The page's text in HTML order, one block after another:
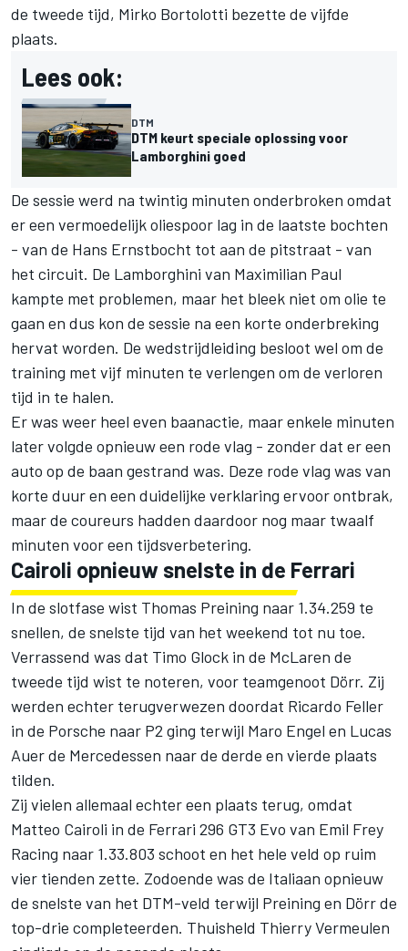
de tweede tijd, Mirko Bortolotti bezette de vijfde
plaats.
Lees ook:
DTM
DTM keurt speciale oplossing voor
Lamborghini goed
De sessie werd na twintig minuten onderbroken omdat
er een vermoedelijk oliespoor lag in de laatste bochten
- van de Hans Ernstbocht tot aan de pitstraat - van
het circuit. De Lamborghini van Maximilian Paul
kampte met problemen, maar het bleek niet om olie te
gaan en dus kon de sessie na een korte onderbreking
hervat worden. De wedstrijdleiding besloot wel om de
training met vijf minuten te verlengen om de verloren
tijd in te halen.
Er was weer heel even baanactie, maar enkele minuten
later volgde opnieuw een rode vlag - zonder dat er een
auto op de baan gestrand was. Deze rode vlag was van
korte duur en een duidelijke verklaring ervoor ontbrak,
maar de coureurs hadden daardoor nog maar twaalf
minuten voor een tijdsverbetering.
Cairoli opnieuw snelste in de Ferrari
In de slotfase wist Thomas Preining naar 1.34.259 te
snellen, de snelste tijd van het weekend tot nu toe.
Verrassend was dat Timo Glock in de McLaren de
tweede tijd wist te noteren, voor teamgenoot Dörr. Zij
werden echter terugverwezen doordat Ricardo Feller
in de Porsche naar P2 ging terwijl Maro Engel en Lucas
Auerde Mercedessen naar de derde en vierde plaats
tilden.
Zij vielen allemaal echter een plaats terug, omdat
Matteo Cairoli in de Ferrari 296 GT3 Evo van Emil Frey
Racing naar 1.33.803 schoot en het hele veld op ruim
vier tienden zette. Zodoende was de Italiaan opnieuw
de snelste van het DTM-veld terwijl Preining en Dörr de
top-drie completeerden. Thuisheld Thierry Vermeulen